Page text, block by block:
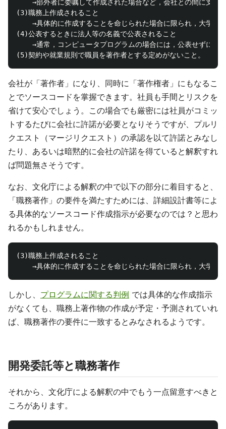
→部外者に委嘱して作成された場合など，会社との間に支配
(3)職務上作成されること
→具体的に作成することを命じられた場合に限られ，大学教
(4)公表するときに法人等の名義で公表されること
→通常，コンピュータプログラムの場合には，公表せずに利
会社が「著作者」になり、同時に「著作権者」にもなるこ
とでソースコードを掌握できます。社員も手間とリスクを
省けて安心でしょう。この場合でも厳密には社員がコミッ
トするたびに会社に許諾が必要となりそうですが、プルリ
クエスト（マージリクエスト）の承認を以て許諾とみなし
たり、あるいは暗黙的に会社の許諾を得ていると解釈すれ
ば問題無さそうです。
なお、文化庁による解釈の中で以下の部分に着目すると、
「職務著作」の要件を満たすためには、詳細設計書等によ
る具体的なソースコード作成指示が必要なのでは？と思わ
れるかもしれません。
(3)職務上作成されること
しかし、 プログラムに関する判例 では具体的な作成指示
がなくても、職務上著作物の作成が予定・予測されていれ
ば、職務著作の要件に一致するとみなされるようです。
開発委託等と職務著作
それから、文化庁による解釈の中でもう一点留意すべきと
ころがあります。